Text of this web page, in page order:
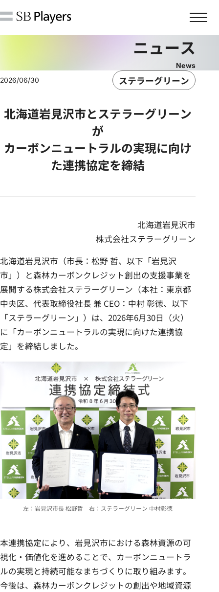
会社概要・沿革
経営理念・ミッションステートメン
ニュース
サステナビリティ
ニュース
2026/06/30 ステラーグリーン
北海道岩見沢市とステラーグリーン
が
カーボンニュートラルの実現に向け
た連携協定を締結
北海道岩見沢市
株式会社ステラーグリーン
北海道岩見沢市（市長：松野 哲、以下「岩見沢
市」）と森林カーボンクレジット創出の支援事業を
展開する株式会社ステラーグリーン（本社：東京都
中央区、代表取締役社長 兼 CEO：中村 彰徳、以下
「ステラーグリーン」）は、2026年6月30日（火）
に「カーボンニュートラルの実現に向けた連携協
定」を締結しました。
左：岩見沢市長 松野哲 右：ステラーグリーン 中村彰徳
本連携協定により、岩見沢市における森林資源の可
視化・価値化を進めることで、カーボンニュートラ
ルの実現と持続可能なまちづくりに取り組みます。
今後は、森林カーボンクレジットの創出や地域資源